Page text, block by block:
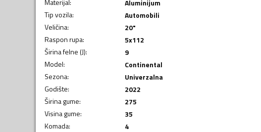
Aluminijum
Tip vozila:
Automobili
Veličina:
20"
Raspon rupa:
5x112
Širina felne (J):
9
Model:
Continental
Sezona:
Univerzalna
Godište:
2022
Širina gume:
275
Visina gume:
35
Komada: 4